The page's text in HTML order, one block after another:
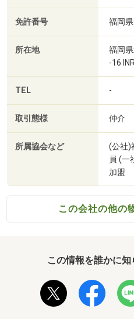
ツルハドラッグ小倉下貫店まで
免許番号 福岡
所在地
福岡
-16
TEL -
取引態様 仲介
所属協会など
(公社)
員 (一
加盟
この会社の他の
この情報を誰かに